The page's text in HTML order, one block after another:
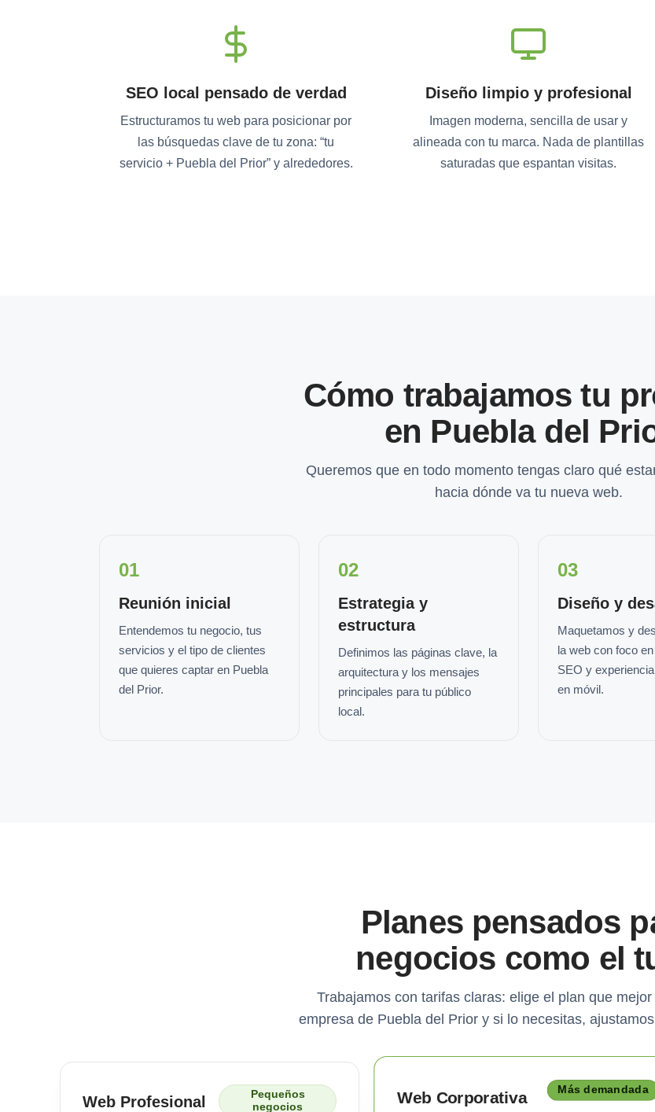
SEO local pensado de verdad
Estructuramos tu web para posicionar por
las búsquedas clave de tu zona: “tu
servicio + Puebla del Prior” y alrededores.
Diseño limpio y profesional
Imagen moderna, sencilla de usar y
alineada con tu marca. Nada de plantillas
saturadas que espantan visitas.
Cómo trabajamos tu
en Puebla del
Queremos que en todo momento tengas claro qué
hacia dónde va tu nueva web.
01
Reunión inicial
Entendemos tu negocio, tus
servicios y el tipo de clientes
que quieres captar en Puebla
del Prior.
02
Estrategia y
estructura
Definimos las páginas clave, la
arquitectura y los mensajes
principales para tu público
local.
03
Diseño y
Maquetamos y
la web con foco
SEO y
en móvil.
Planes pensados
negocios como el
Trabajamos con tarifas claras: elige el plan que
empresa de Puebla del Prior y si lo necesitas,
Web Profesional
Pequeños
negocios
Web Corporativa Más demandada